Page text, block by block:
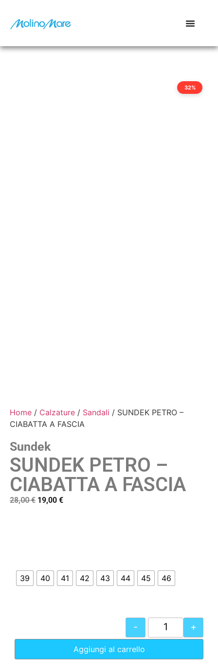
32%
Home / Calzature / Sandali / SUNDEK PETRO –
CIABATTA A FASCIA
Sundek
SUNDEK PETRO –
CIABATTA A FASCIA
28,00€ 19,00 €
39 40 41 42 43 44 45 46
- +
Aggiungi al carrello